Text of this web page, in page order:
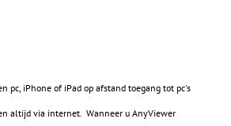
pc, iPhone of iPad op afstand toegang tot pc's
altijd via internet. Wanneer u AnyViewer